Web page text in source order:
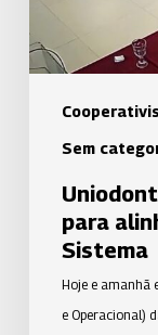
Sem
do
Sistema
para
Sistema
Hoje e amanhã
e Operacional)